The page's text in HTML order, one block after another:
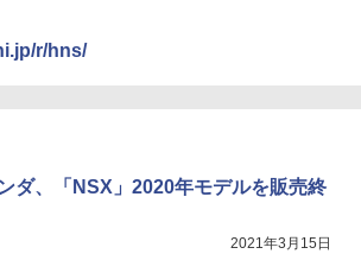
r/hns/
ダ、「NSX」2020年モデルを販売終
2021年3月15日